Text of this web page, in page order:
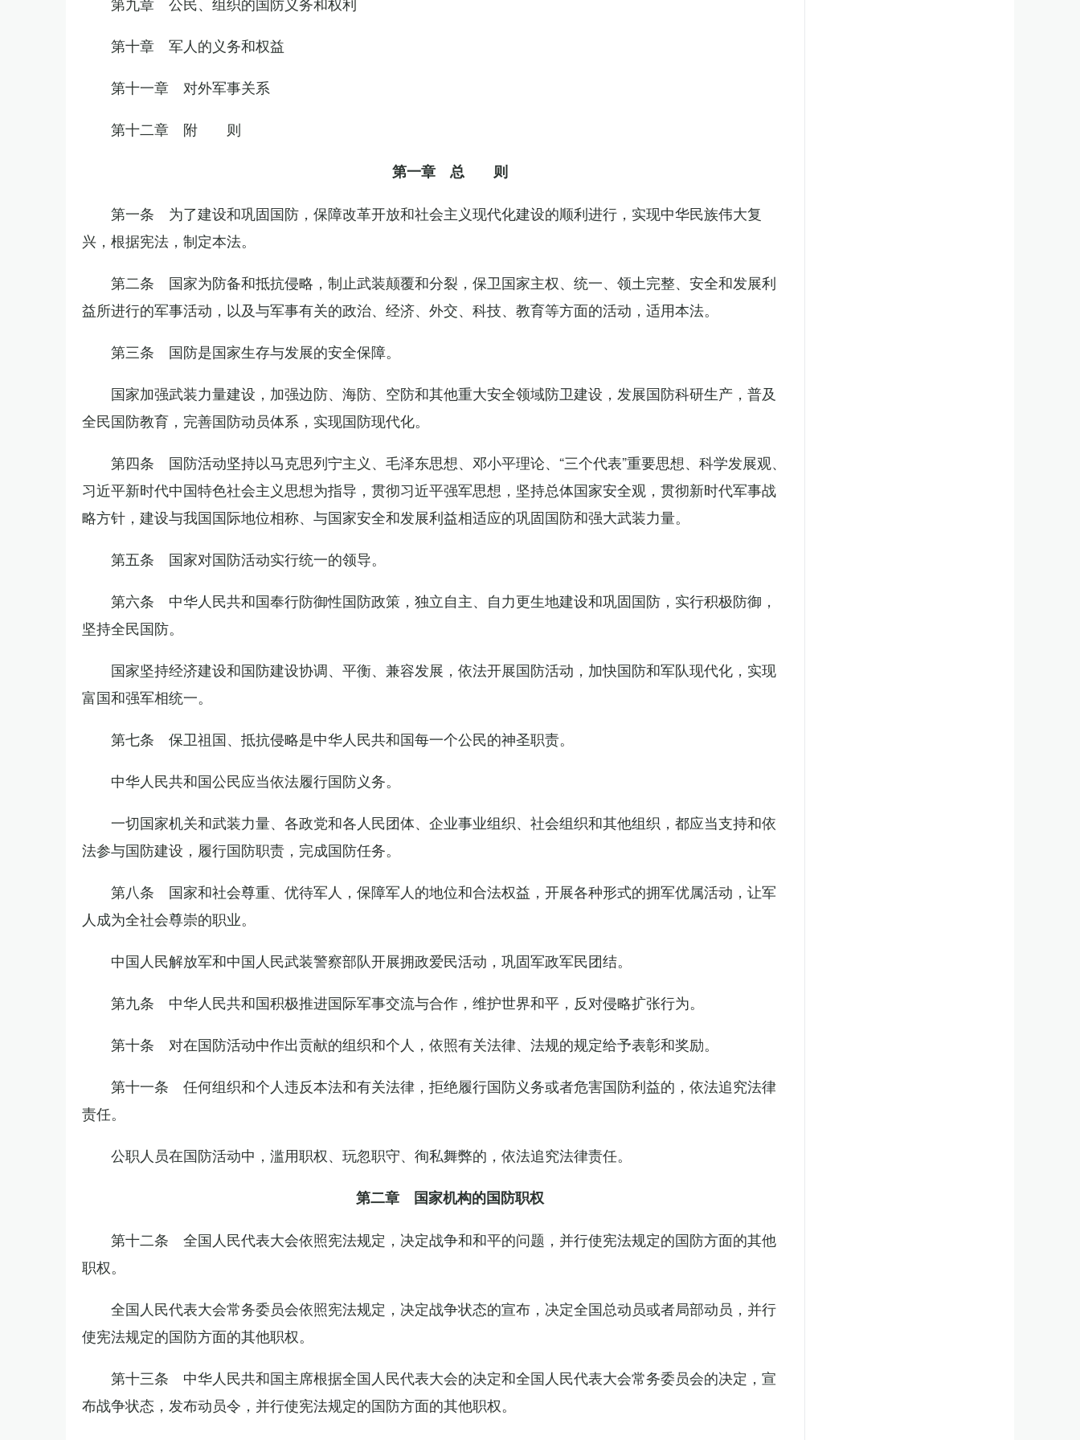
第十章 军人的义务和权益
第十一章 对外军事关系
第十二章 附 则
第一章 总 则
第一条 为了建设和巩固国防，保障改革开放和社会主义现代化建设的顺利进行，实现中华民族伟大复
兴，根据宪法，制定本法。
第二条 国家为防备和抵抗侵略，制止武装颠覆和分裂，保卫国家主权、统一、领土完整、安全和发展利
益所进行的军事活动，以及与军事有关的政治、经济、外交、科技、教育等方面的活动，适用本法。
第三条 国防是国家生存与发展的安全保障。
国家加强武装力量建设，加强边防、海防、空防和其他重大安全领域防卫建设，发展国防科研生产，普及
全民国防教育，完善国防动员体系，实现国防现代化。
第四条 国防活动坚持以马克思列宁主义、毛泽东思想、邓小平理论、“三个代表”重要思想、科学发展观、
习近平新时代中国特色社会主义思想为指导，贯彻习近平强军思想，坚持总体国家安全观，贯彻新时代军事战
略方针，建设与我国国际地位相称、与国家安全和发展利益相适应的巩固国防和强大武装力量。
第五条 国家对国防活动实行统一的领导。
第六条 中华人民共和国奉行防御性国防政策，独立自主、自力更生地建设和巩固国防，实行积极防御，
坚持全民国防。
国家坚持经济建设和国防建设协调、平衡、兼容发展，依法开展国防活动，加快国防和军队现代化，实现
富国和强军相统一。
第七条 保卫祖国、抵抗侵略是中华人民共和国每一个公民的神圣职责。
中华人民共和国公民应当依法履行国防义务。
一切国家机关和武装力量、各政党和各人民团体、企业事业组织、社会组织和其他组织，都应当支持和依
法参与国防建设，履行国防职责，完成国防任务。
第八条 国家和社会尊重、优待军人，保障军人的地位和合法权益，开展各种形式的拥军优属活动，让军
人成为全社会尊崇的职业。
中国人民解放军和中国人民武装警察部队开展拥政爱民活动，巩固军政军民团结。
第九条 中华人民共和国积极推进国际军事交流与合作，维护世界和平，反对侵略扩张行为。
第十条 对在国防活动中作出贡献的组织和个人，依照有关法律、法规的规定给予表彰和奖励。
第十一条 任何组织和个人违反本法和有关法律，拒绝履行国防义务或者危害国防利益的，依法追究法律
责任。
公职人员在国防活动中，滥用职权、玩忽职守、徇私舞弊的，依法追究法律责任。
第二章 国家机构的国防职权
第十二条 全国人民代表大会依照宪法规定，决定战争和和平的问题，并行使宪法规定的国防方面的其他
职权。
全国人民代表大会常务委员会依照宪法规定，决定战争状态的宣布，决定全国总动员或者局部动员，并行
使宪法规定的国防方面的其他职权。
第十三条 中华人民共和国主席根据全国人民代表大会的决定和全国人民代表大会常务委员会的决定，宣
布战争状态，发布动员令，并行使宪法规定的国防方面的其他职权。